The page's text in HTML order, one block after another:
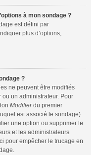
à mon sondage ?
est défini par
plus d’options,
?
ne peuvent être modifiés
un administrateur. Pour
Modifierdu premier
est associé le sondage).
une option ou supprimer le
et les administrateurs
pour empêcher le trucage en